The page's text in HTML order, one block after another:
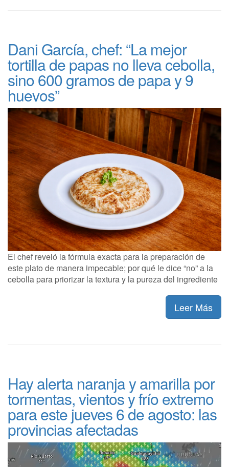
Dani García, chef: “La mejor
tortilla de papas no lleva cebolla,
sino 600 gramos de papa y 9
huevos”
El chef reveló la fórmula exacta para la preparación de
este plato de manera impecable; por qué le dice “no” a la
cebolla para priorizar la textura y la pureza del ingrediente
Leer Más
Hay alerta naranja y amarilla por
tormentas, vientos y frío extremo
para este jueves 6 de agosto: las
provincias afectadas